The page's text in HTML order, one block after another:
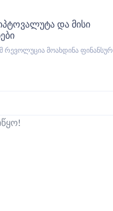
და მისი
რევოლუცია მოახდინა ფინანსურ